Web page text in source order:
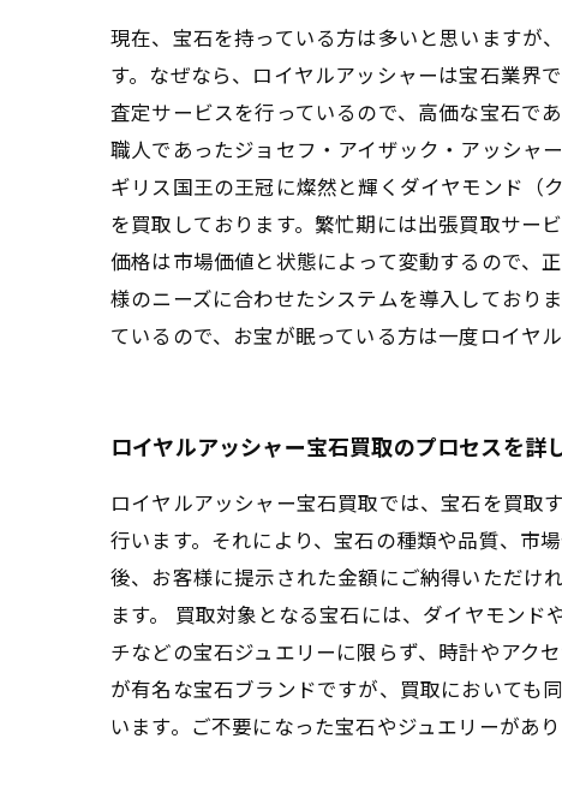
現在、宝石を持っている方は多いと思いますが
す。なぜなら、ロイヤルアッシャーは宝石業界
査定サービスを行っているので、高価な宝石で
職人であったジョセフ・アイザック・アッシャ
ギリス国王の王冠に燦然と輝くダイヤモンド（
を買取しております。繁忙期には出張買取サー
価格は市場価値と状態によって変動するので、
様のニーズに合わせたシステムを導入しており
ているので、お宝が眠っている方は一度ロイヤ
ロイヤルアッシャー宝石買取のプロセスを詳
ロイヤルアッシャー宝石買取では、宝石を買取
行います。それにより、宝石の種類や品質、市
後、お客様に提示された金額にご納得いただけ
ます。 買取対象となる宝石には、ダイヤモン
チなどの宝石ジュエリーに限らず、時計やアク
が有名な宝石ブランドですが、買取においても
います。ご不要になった宝石やジュエリーがあ